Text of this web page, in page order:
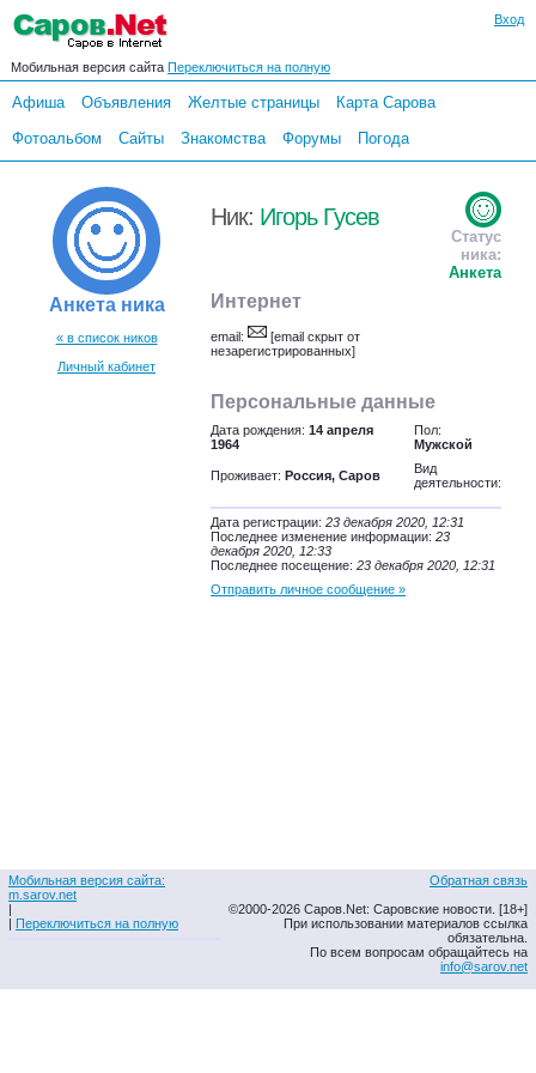
Вход
Мобильная версия сайта Переключиться на полную
Афиша Объявления Желтые страницы
Карта Сарова
Фотоальбом
Сайты Знакомства Форумы Погода
Анкета ника
« в список ников
Личный кабинет
Ник: Игорь Гусев
Статус
ника:
Анкета
Интернет
email:
[email скрыт от
незарегистрированных]
Персональные данные
Дата рождения: 14 апреля
1964
Пол:
Мужской
Проживает: Россия, Саров
Вид
деятельности:
Дата регистрации: 23 декабря 2020, 12:31
Последнее изменение информации: 23
декабря 2020, 12:33
Последнее посещение: 23 декабря 2020, 12:31
Отправить личное сообщение »
Мобильная версия сайта:
m.sarov.net
|
| Переключиться на полную
Обратная связь
©2000-2026 Саров.Net: Саровские новости. [18+]
При использовании материалов ссылка
обязательна.
По всем вопросам обращайтесь на
info@sarov.net